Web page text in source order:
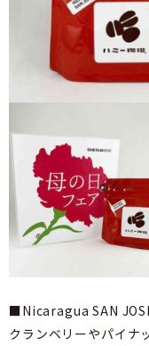
■Nicaragua SAN
クランベリーやパイナ